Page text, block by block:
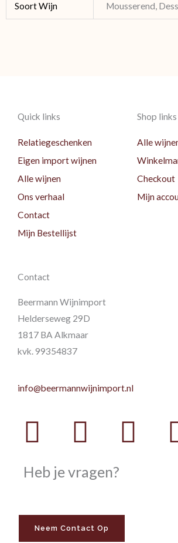
Soort Wijn Mousserend,
Quick links
Relatiegeschenken
Eigen import wijnen
Alle wijnen
Ons verhaal
Contact
Mijn Bestellijst
Shop links
Alle
Checkout
Mijn
Contact
Beermann Wijnimport
Helderseweg 29D
1817 BA Alkmaar
kvk. 99354837
info@beermannwijnimport.nl
Facebook
Twitter
Heb je vragen?
Neem Contact Op